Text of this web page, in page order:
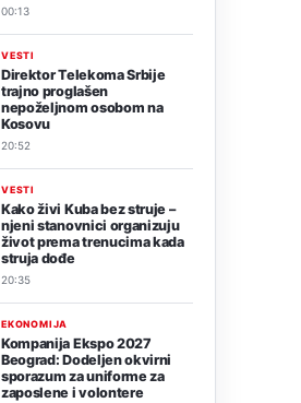
00:13
VESTI
Direktor Telekoma Srbije
trajno proglašen
nepoželjnom osobom na
Kosovu
20:52
VESTI
Kako živi Kuba bez struje –
njeni stanovnici organizuju
život prema trenucima kada
struja dođe
20:35
EKONOMIJA
Kompanija Ekspo 2027
Beograd: Dodeljen okvirni
sporazum za uniforme za
zaposlene i volontere